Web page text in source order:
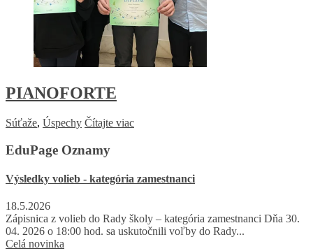
PIANOFORTE
Súťaže, Úspechy Čítajte viac
EduPage Oznamy
Výsledky volieb - kategória zamestnanci
18.5.2026
Zápisnica z volieb do Rady školy – kategória zamestnanci Dňa 30.
04. 2026 o 18:00 hod. sa uskutočnili voľby do Rady...
Celá novinka